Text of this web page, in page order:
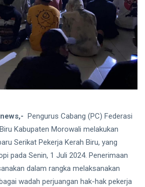
Pengurus Cabang (PC) Federasi
Kabupaten Morowali melakukan
Serikat Pekerja Kerah Biru, yang
pada Senin, 1 Juli 2024. Penerimaan
dalam rangka melaksanakan
wadah perjuangan hak-hak pekerja